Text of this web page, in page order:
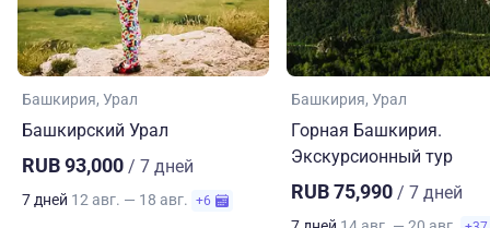
Башкирия Урал
Башкирский Урал
RUB 93,000 / 7 дней
7 дней 12 авг. — 18 авг. +6
Башкирия Урал
Горная Башкирия.
Экскурсионный тур
RUB 75,990 / 7 дней